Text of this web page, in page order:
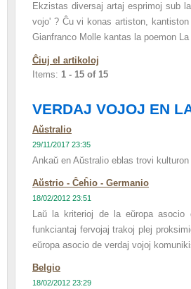
Ekzistas diversaj artaj esprimoj sub
vojo' ? Ĉu vi konas artiston,
Gianfranco Molle kantas la poemon
Ĉiuj el artikoloj
Items: 1 - 15 of 15
VERDAJ VOJOJ EN
Aŭstralio
29/11/2017 23:35
Ankaŭ en Aŭstralio eblas trovi
Aŭstrio - Ĉeĥio - Germanio
18/02/2012 23:51
Laŭ la kriterioj de la eŭropa
funkciantaj fervojaj trakoj plej
eŭropa asocio de verdaj vojoj
Belgio
18/02/2012 23:29